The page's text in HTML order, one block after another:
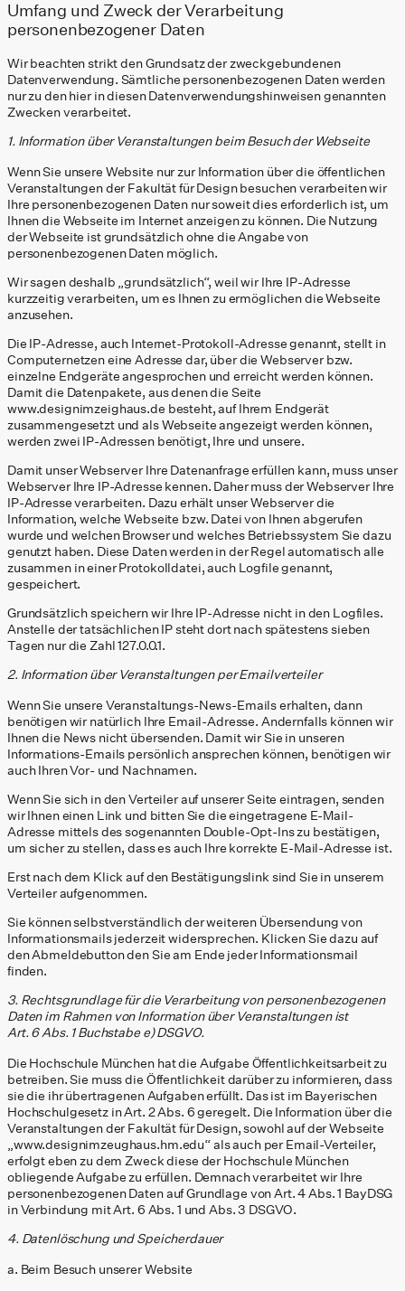
Umfang und Zweck der Verarbeitung
personenbezogener Daten
Wir beachten strikt den Grundsatz der zweckgebundenen
Datenverwendung. Sämtliche personenbezogenen Daten werden
nur zu den hier in diesen Datenverwendungshinweisen genannten
Zwecken verarbeitet.
1. Information über Veranstaltungen beim Besuch der Webseite
Wenn Sie unsere Website nur zur Information über die öffentlichen
Veranstaltungen der Fakultät für Design besuchen verarbeiten wir
Ihre personenbezogenen Daten nur soweit dies erforderlich ist, um
Ihnen die Webseite im Internet anzeigen zu können. Die Nutzung
der Webseite ist grundsätzlich ohne die Angabe von
personenbezogenen Daten möglich.
Wir sagen deshalb „grundsätzlich“, weil wir Ihre IP-Adresse
kurzzeitig verarbeiten, um es Ihnen zu ermöglichen die Webseite
anzusehen.
Die IP-Adresse, auch Internet-Protokoll-Adresse genannt, stellt in
Computernetzen eine Adresse dar, über die Webserver bzw.
einzelne Endgeräte angesprochen und erreicht werden können.
Damit die Datenpakete, aus denen die Seite
www.designimzeighaus.de besteht, auf Ihrem Endgerät
zusammengesetzt und als Webseite angezeigt werden können,
werden zwei IP-Adressen benötigt, Ihre und unsere.
Damit unser Webserver Ihre Datenanfrage erfüllen kann, muss unser
Webserver Ihre IP-Adresse kennen. Daher muss der Webserver Ihre
IP-Adresse verarbeiten. Dazu erhält unser Webserver die
Information, welche Webseite bzw. Datei von Ihnen abgerufen
wurde und welchen Browser und welches Betriebssystem Sie dazu
genutzt haben. Diese Daten werden in der Regel automatisch alle
zusammen in einer Protokolldatei, auch Logfile genannt,
gespeichert.
Grundsätzlich speichern wir Ihre IP-Adresse nicht in den Logfiles.
Anstelle der tatsächlichen IP steht dort nach spätestens sieben
Tagen nur die Zahl 127.0.0.1.
2. Information über Veranstaltungen per Emailverteiler
Wenn Sie unsere Veranstaltungs-News-Emails erhalten, dann
benötigen wir natürlich Ihre Email-Adresse. Andernfalls können wir
Ihnen die News nicht übersenden. Damit wir Sie in unseren
Informations-Emails persönlich ansprechen können, benötigen wir
auch Ihren Vor- und Nachnamen.
Wenn Sie sich in den Verteiler auf unserer Seite eintragen, senden
wir Ihnen einen Link und bitten Sie die eingetragene E-Mail-
Adresse mittels des sogenannten Double-Opt-Ins zu bestätigen,
um sicher zu stellen, dass es auch Ihre korrekte E-Mail-Adresse ist.
Erst nach dem Klick auf den Bestätigungslink sind Sie in unserem
Verteiler aufgenommen.
Sie können selbstverständlich der weiteren Übersendung von
Informationsmails jederzeit widersprechen. Klicken Sie dazu auf
den Abmeldebutton den Sie am Ende jeder Informationsmail
finden.
3. Rechtsgrundlage für die Verarbeitung von personenbezogenen
Daten im Rahmen von Information über Veranstaltungen ist
Art. 6 Abs. 1 Buchstabe e) DSGVO.
Die Hochschule München hat die Aufgabe Öffentlichkeitsarbeit zu
betreiben. Sie muss die Öffentlichkeit darüber zu informieren, dass
sie die ihr übertragenen Aufgaben erfüllt. Das ist im Bayerischen
Hochschulgesetz in Art. 2 Abs. 6 geregelt. Die Information über die
Veranstaltungen der Fakultät für Design, sowohl auf der Webseite
„www.designimzeughaus.hm.edu“ als auch per Email-Verteiler,
erfolgt eben zu dem Zweck diese der Hochschule München
obliegende Aufgabe zu erfüllen. Demnach verarbeitet wir Ihre
personenbezogenen Daten auf Grundlage von Art. 4 Abs. 1 BayDSG
in Verbindung mit Art. 6 Abs. 1 und Abs. 3 DSGVO.
4. Datenlöschung und Speicherdauer
a. Beim Besuch unserer Website